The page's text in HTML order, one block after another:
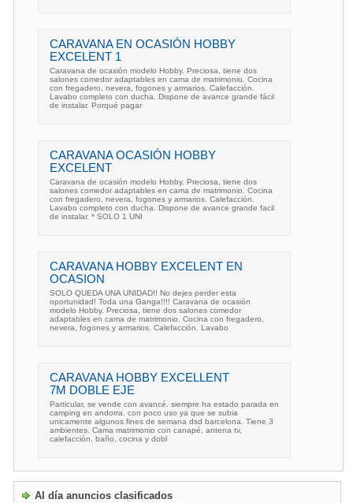
CARAVANA EN OCASIÓN HOBBY
EXCELENT 1
Caravana de ocasión modelo Hobby. Preciosa, tiene dos
salones comedor adaptables en cama de matrimonio. Cocina
con fregadero, nevera, fogones y armarios. Calefacción.
Lavabo completo con ducha. Dispone de avance grande fácil
de instalar. Porqué pagar
CARAVANA OCASIÓN HOBBY
EXCELENT
Caravana de ocasión modelo Hobby. Preciosa, tiene dos
salones comedor adaptables en cama de matrimonio. Cocina
con fregadero, nevera, fogones y armarios. Calefacción.
Lavabo completo con ducha. Dispone de avance grande facil
de instalar. * SOLO 1 UNI
CARAVANA HOBBY EXCELENT EN
OCASION
SOLO QUEDA UNA UNIDAD!! No dejes perder esta
oportunidad! Toda una Ganga!!!! Caravana de ocasión
modelo Hobby. Preciosa, tiene dos salones comedor
adaptables en cama de matrimonio. Cocina con fregadero,
nevera, fogones y armarios. Calefacción. Lavabo
CARAVANA HOBBY EXCELLENT
7M DOBLE EJE
Particular, se vende con avancé. siempre ha estado parada en
camping en andorra. con poco uso ya que se subia
unicamente algunos fines de semana dsd barcelona. Tiene 3
ambientes. Cama matrimonio con canapé, antena tv,
calefacción, baño, cocina y dobl
Al día anuncios clasificados